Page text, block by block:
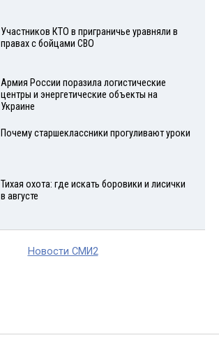
Участников КТО в приграничье уравняли в
правах с бойцами СВО
Армия России поразила логистические
центры и энергетические объекты на
Украине
Почему старшеклассники прогуливают уроки
Тихая охота: где искать боровики и лисички
в августе
Новости СМИ2